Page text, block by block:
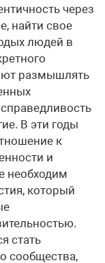
через
найти свое
людей в
размышлять
В эти годы
к
и
необходим
который
стать
сообщества,